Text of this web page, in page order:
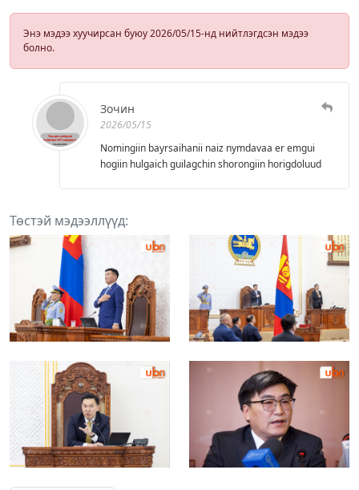
Энэ мэдээ хуучирсан буюу 2026/05/15-нд нийтлэгдсэн мэдээ
болно.
Зочин
2026/05/15
Nomingiin bayrsaihanii naiz nymdavaa er emgui
hogiin hulgaich guilagchin shorongiin horigdoluud
Төстэй мэдээллүүд: